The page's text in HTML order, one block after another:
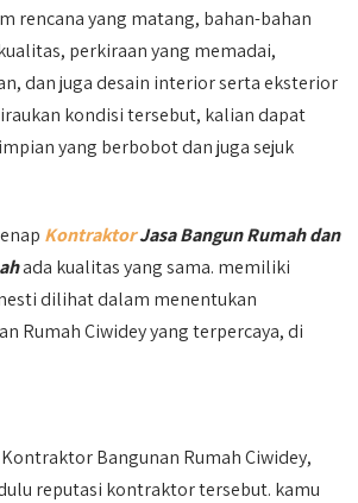
rencana yang matang, bahan-bahan
perkiraan yang memadai,
dan juga desain interior serta eksterior
kondisi tersebut, kalian dapat
yang berbobot dan juga sejuk
KontraktorJasa Bangun Rumah dan
ada kualitas yang sama. memiliki
dilihat dalam menentukan
Rumah Ciwidey yang terpercaya, di
Bangunan Rumah Ciwidey,
reputasi kontraktor tersebut. kamu